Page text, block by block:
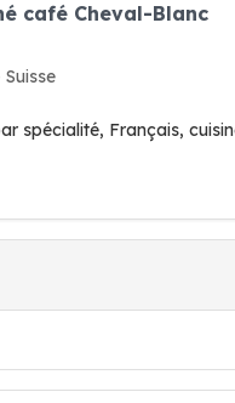
café Cheval-Blanc
spécialité, Français,